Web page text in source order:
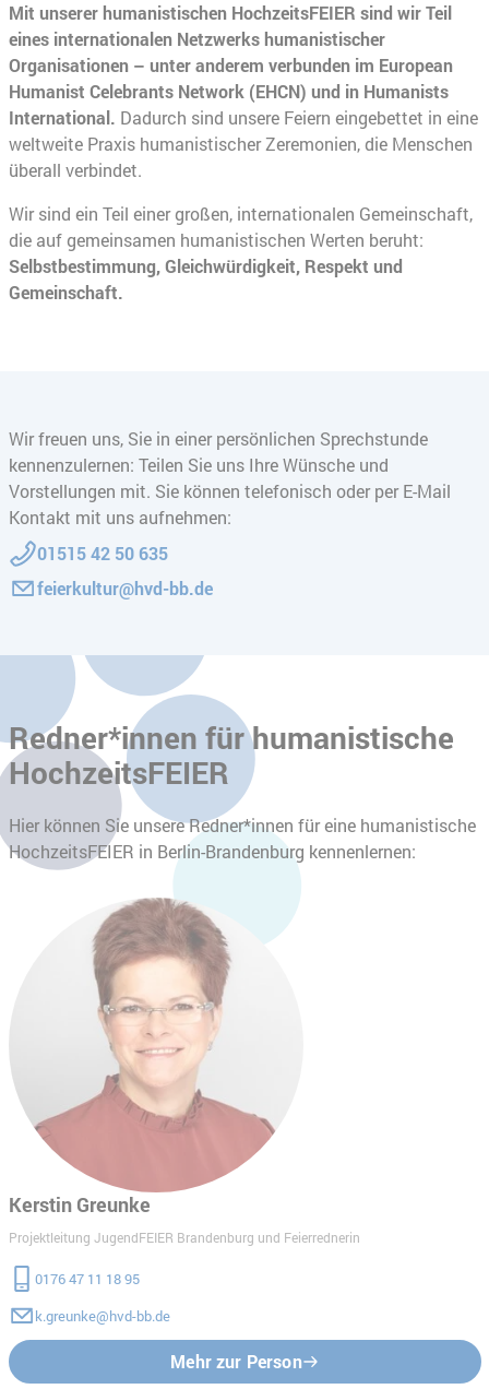
Mit unserer humanistischen HochzeitsFEIER sind wir Teil
eines internationalen Netzwerks humanistischer
Organisationen – unter anderem verbunden im European
Humanist Celebrants Network (EHCN) und in Humanists
International. Dadurch sind unsere Feiern eingebettet in eine
weltweite Praxis humanistischer Zeremonien, die Menschen
überall verbindet.
Wir sind ein Teil einer großen, internationalen Gemeinschaft,
die auf gemeinsamen humanistischen Werten beruht:
Selbstbestimmung, Gleichwürdigkeit, Respekt und
Gemeinschaft.
Wir freuen uns, Sie in einer persönlichen Sprechstunde
kennenzulernen: Teilen Sie uns Ihre Wünsche und
Vorstellungen mit. Sie können telefonisch oder per E-Mail
Kontakt mit uns aufnehmen:
01515 42 50 635
feierkultur@hvd-bb.de
Redner*innen für humanistische
HochzeitsFEIER
Hier können Sie unsere Redner*innen für eine humanistische
HochzeitsFEIER in Berlin-Brandenburg kennenlernen:
Kerstin Greunke
Projektleitung JugendFEIER Brandenburg und Feierrednerin
0176 47 11 18 95
k.greunke@hvd-bb.de
Mehr zur Person